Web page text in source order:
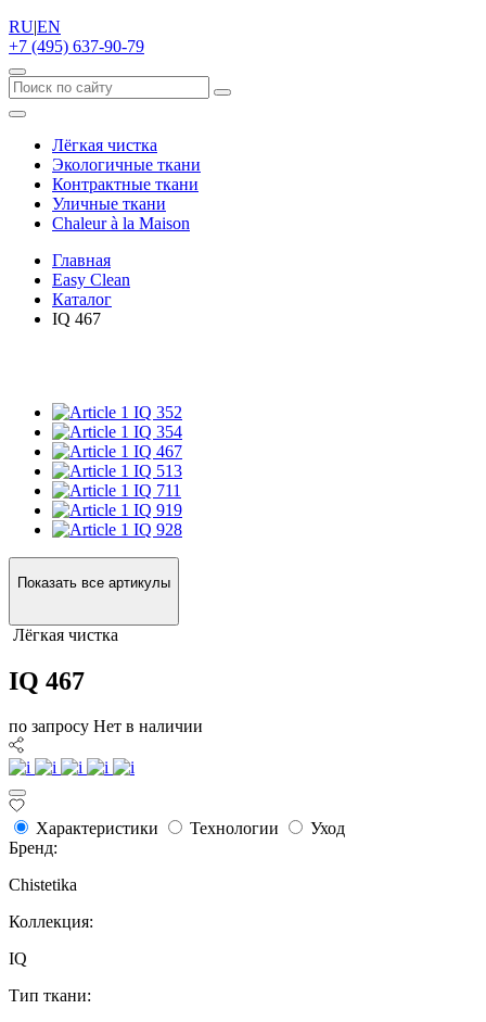
RU|EN
+7 (495) 637-90-79
Лёгкая чистка
Экологичные ткани
Контрактные ткани
Уличные ткани
Сhaleur à la Maison
Главная
Easy Clean
Каталог
IQ 467
IQ 352
IQ 354
IQ 467
IQ 513
IQ 711
IQ 919
IQ 928
Показать все артикулы
Лёгкая чистка
IQ 467
по запросу Нет в наличии
Характеристики Технологии
Уход
Бренд:
Chistetika
Коллекция:
IQ
Тип ткани: